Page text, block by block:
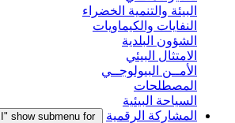
البيئة والتنمية الخضراء
النفايات والكيماويات
الشؤون البلدية
الامتثال البيئي
الأمــن البيولوجــي
المصطلحات
السياحة البيئية
المشاركة الرقمية
show submenu for "المشاركة الرقمية"